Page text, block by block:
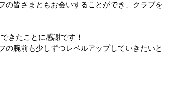
の皆さまともお会いすることができ、クラブを
きたことに感謝です！
の腕前も少しずつレベルアップしていきたいと